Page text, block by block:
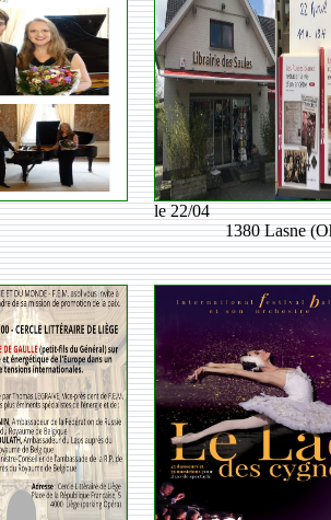
le 22/04
1380 Lasne